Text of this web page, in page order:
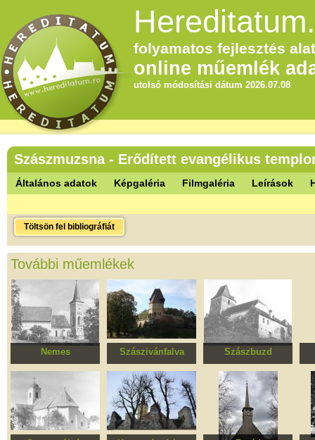
folyamatos fejlesztés
online műemlék
utolsó módosítási dátum 2026.07.08
Szászmuzsna - Erődített evangélikus
Általános adatok Képgaléria Filmgaléria Leírások
Töltsön fel bibliográfiát
További műemlékek
Nemes
Erődített evangélikus
templomegyüttes
Szászivánfalva
Erődített evangélikus
templomegyüttes
Szászbuzd
Erődített evangélikus
templomegyüttes